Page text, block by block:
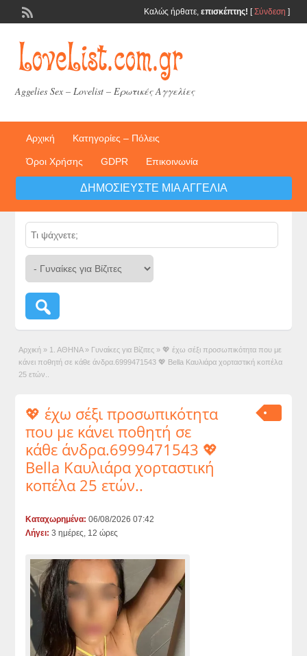
Καλώς ήρθατε, επισκέπτης! [Σύνδεση ]
Aggelies Sex – Lovelist – Ερωτικές Αγγελίες
Αρχική Κατηγορίες – Πόλεις
Όροι Χρήσης GDPR Επικοινωνία
ΔΗΜΟΣΙΕΎΣΤΕ ΜΙΑ ΑΓΓΕΛΊΑ
Αρχική » 1. ΑΘΗΝΑ » Γυναίκες για Βίζιτες » 💖 έχω σέξι προσωπικότητα που με
κάνει ποθητή σε κάθε άνδρα.6999471543 💖 Bella Καυλιάρα χορταστική κοπέλα
25 ετών..
💖 έχω σέξι προσωπικότητα
που με κάνει ποθητή σε
κάθε άνδρα.6999471543 💖
Bella Καυλιάρα χορταστική
κοπέλα 25 ετών..
Καταχωρημένα: 06/08/2026 07:42
Λήγει: 3 ημέρες, 12 ώρες